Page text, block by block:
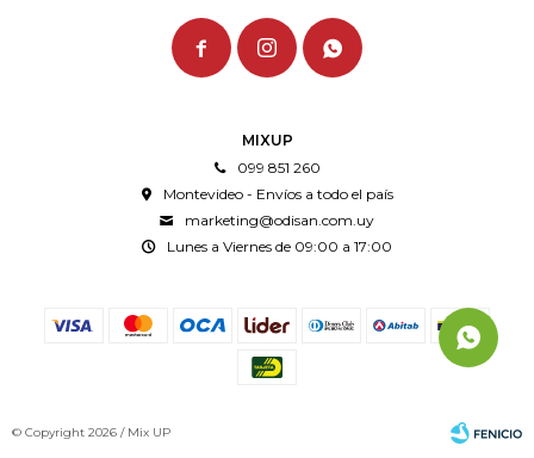
MIXUP
099 851 260
Montevideo - Envíos a todo el país
marketing@odisan.com.uy
Lunes a Viernes de 09:00 a 17:00
  
© Copyright 2026 / Mix UP